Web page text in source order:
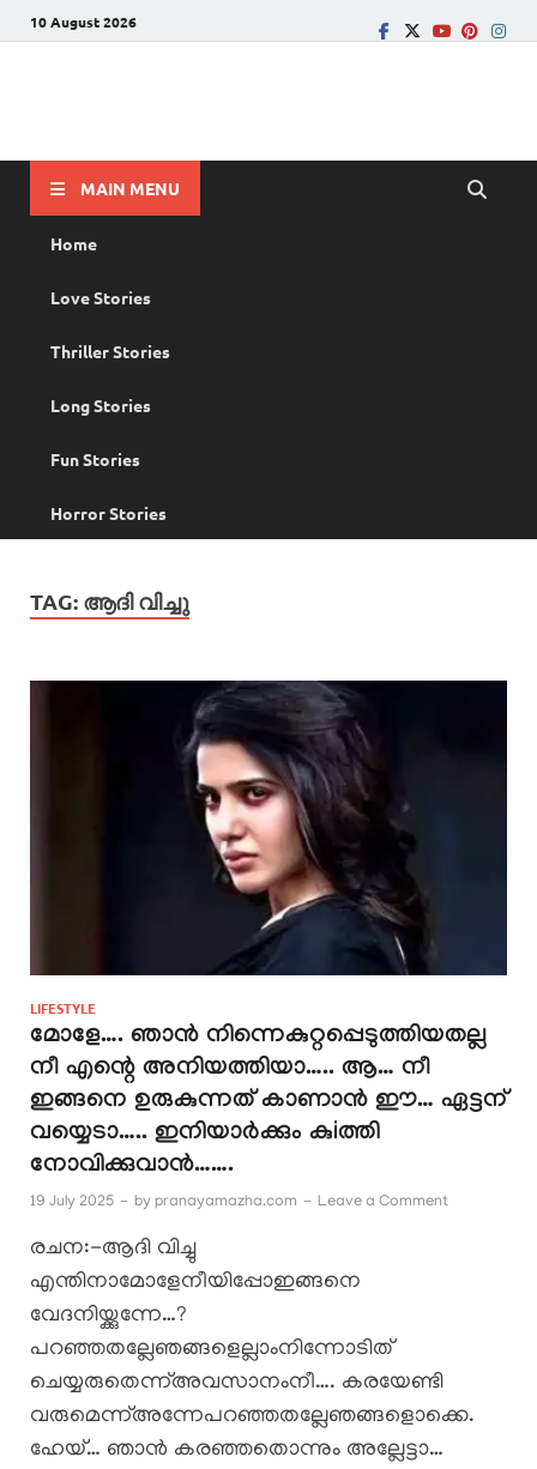
10 August 2026
MAIN MENU
Home
Love Stories
Thriller Stories
Long Stories
Fun Stories
Horror Stories
TAG: ആദി വിച്ചു
LIFESTYLE
മോളേ…. ഞാൻ നിന്നെകുറ്റപ്പെടുത്തിയതല്ല
നീ എന്റെ അനിയത്തിയാ….. ആ… നീ
ഇങ്ങനെ ഉരുകുന്നത് കാണാൻ ഈ… ഏട്ടന്
വയ്യെടാ….. ഇനിയാർക്കും കുiത്തി
നോവിക്കുവാൻ…….
19 July 2025 - by pranayamazha.com - Leave a Comment
രചന:-ആദി വിച്ചു
എന്തിനാമോളേനീയിപ്പോഇങ്ങനെ
വേദനിയ്ക്കുന്നേ…?
പറഞ്ഞതല്ലേഞങ്ങളെല്ലാംനിന്നോടിത്
ചെയ്യരുതെന്ന്അവസാനംനീ…. കരയേണ്ടി
വരുമെന്ന്അന്നേപറഞ്ഞതല്ലേഞങ്ങളൊക്കെ.
ഹേയ്… ഞാൻ കരഞ്ഞതൊന്നും അല്ലേട്ടാ…